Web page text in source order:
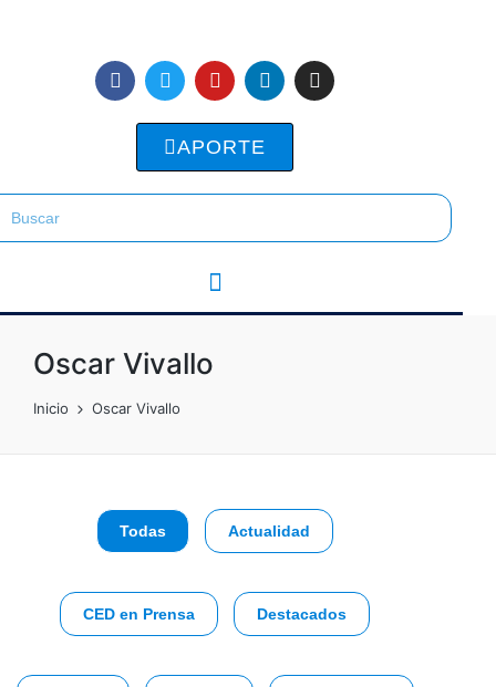
APORTE
Oscar Vivallo
Inicio Oscar Vivallo
Todas Actualidad
CED en Prensa Destacados